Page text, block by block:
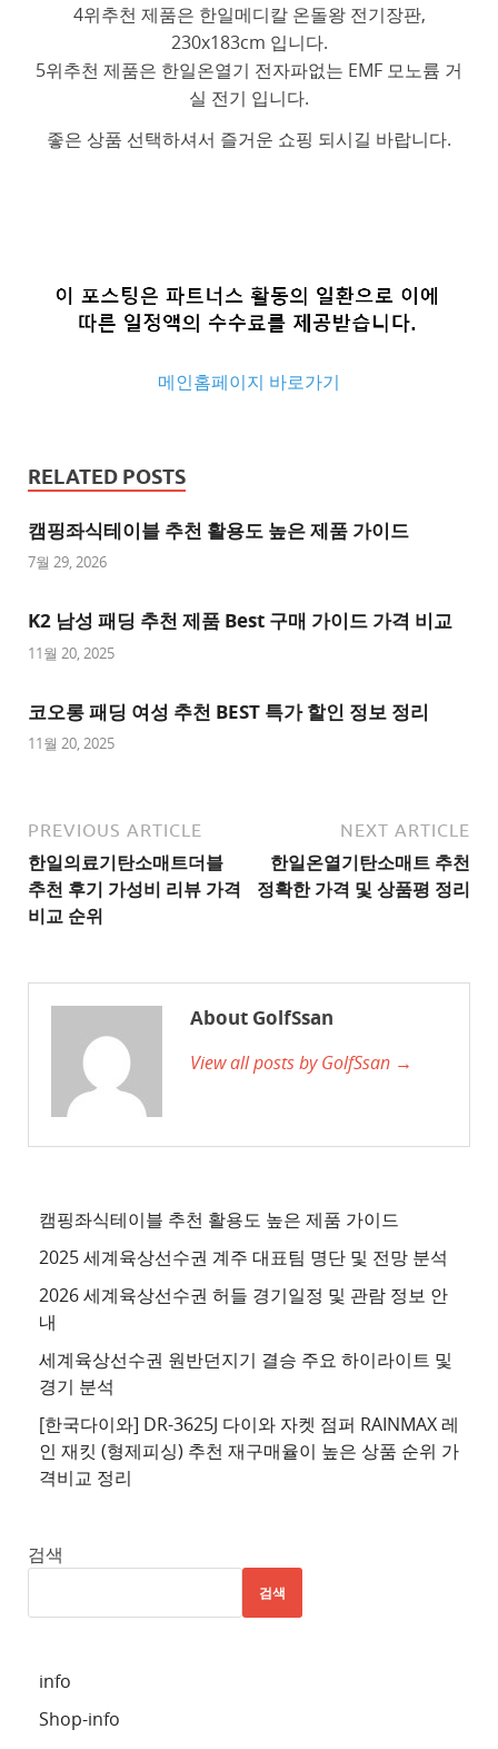
4위추천 제품은 한일메디칼 온돌왕 전기장판,
230x183cm 입니다.
5위추천 제품은 한일온열기 전자파없는 EMF 모노륨 거
실 전기 입니다.
좋은 상품 선택하셔서 즐거운 쇼핑 되시길 바랍니다.
메인홈페이지 바로가기
사
이
트
천
사
트
1
사
이
트
2
천
이
트
추
사
이
트
사
이
추
사
RELATED POSTS
캠핑좌식테이블 추천 활용도 높은 제품 가이드
7월 29, 2026
K2 남성 패딩 추천 제품 Best 구매 가이드 가격 비교
11월 20, 2025
코오롱 패딩 여성 추천 BEST 특가 할인 정보 정리
11월 20, 2025
PREVIOUS ARTICLE
한일의료기탄소매트더블
추천 후기 가성비 리뷰 가격
비교 순위
NEXT ARTICLE
한일온열기탄소매트 추천
정확한 가격 및 상품평 정리
About GolfSsan
View all posts by GolfSsan →
캠핑좌식테이블 추천 활용도 높은 제품 가이드
2025 세계육상선수권 계주 대표팀 명단 및 전망 분석
2026 세계육상선수권 허들 경기일정 및 관람 정보 안
내
세계육상선수권 원반던지기 결승 주요 하이라이트 및
경기 분석
[한국다이와] DR-3625J 다이와 자켓 점퍼 RAINMAX 레
인 재킷 (형제피싱) 추천 재구매율이 높은 상품 순위 가
격비교 정리
검색
검색
info
Shop-info